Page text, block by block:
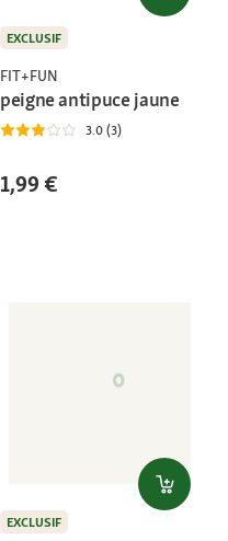
EXCLUSIF
FIT+FUN
peigne antipuce jaune
3.0 (3)
1,99 €
EXCLUSIF